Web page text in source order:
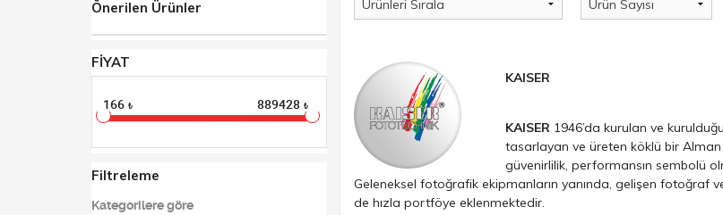
Önerilen Ürünler
FİYAT
166 ₺ 889428₺
Filtreleme
Kategorilere göre
KAISER
KAISER 1946’da kurulan ve
tasarlayan ve üreten köklü bir Alman
güvenirlilik, performansın sembolü
Geleneksel fotoğrafik ekipmanların yanında, gelişen fotoğraf
de hızla portföye eklenmektedir.